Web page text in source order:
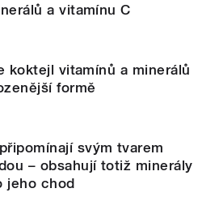
a vitamínu C
koktejl vitamínů a minerálů
formě
svým tvarem
– obsahují totiž minerály
jeho chod